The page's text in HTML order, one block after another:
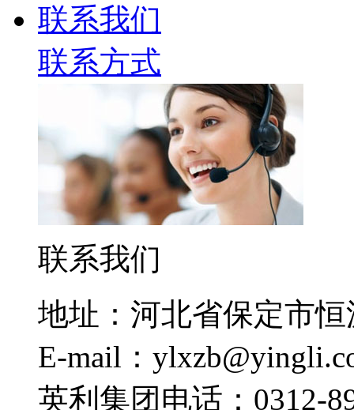
联系我们
联系方式
联系我们
地址：河北省保定市
E-mail：
英利集团电话：0312-